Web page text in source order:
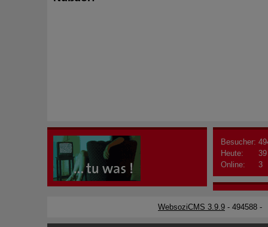
Besucher:
Heute:
39
Online:
3
WebsoziCMS 3.9.9 - 494588 -